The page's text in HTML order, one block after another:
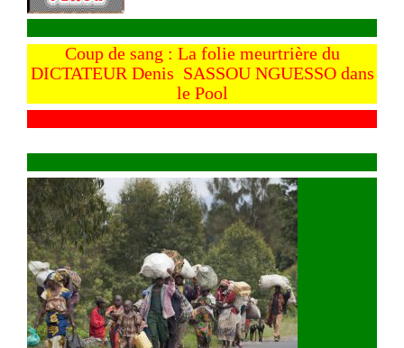
Coup de sang : La folie meurtrière du
DICTATEUR Denis SASSOU NGUESSO dans
le Pool